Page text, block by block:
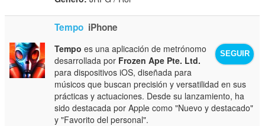
Tempo iPhone
SEGUIR
Tempo es una aplicación de metrónomo
desarrollada por Frozen Ape Pte. Ltd.
para dispositivos iOS, diseñada para
músicos que buscan precisión y versatilidad en sus
prácticas y actuaciones. Desde su lanzamiento, ha
sido destacada por Apple como "Nuevo y destacado"
y "Favorito del personal".